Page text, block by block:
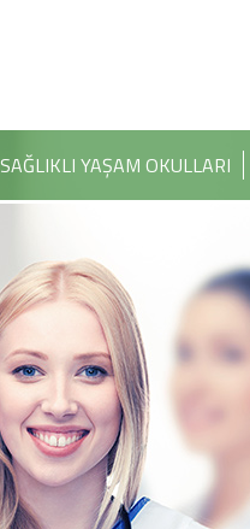
SAĞLIKLI YAŞAM OKULLARI